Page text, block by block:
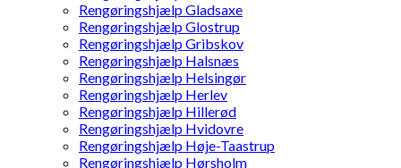
Rengøringshjælp Gladsaxe
Rengøringshjælp Glostrup
Rengøringshjælp Gribskov
Rengøringshjælp Halsnæs
Rengøringshjælp Helsingør
Rengøringshjælp Herlev
Rengøringshjælp Hillerød
Rengøringshjælp Hvidovre
Rengøringshjælp Høje-Taastrup
Rengøringshjælp Hørsholm